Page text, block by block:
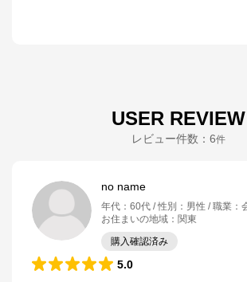
USER REVIEW
レビュー件数： 6件
no name
年代 ： 60代 性別 ： 男性 職業 ：
お住まいの地域 ： 関東
購入確認済み
5.0